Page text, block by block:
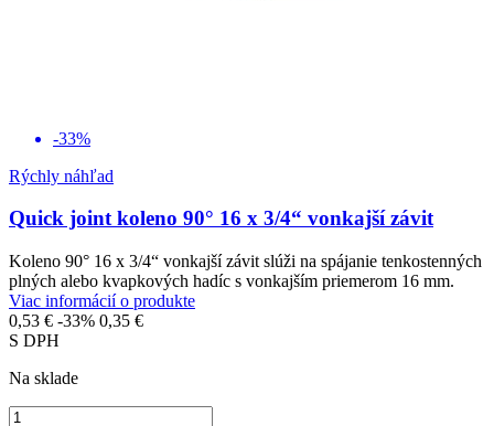
-33%
Rýchly náhľad
Quick joint koleno 90° 16 x 3/4“ vonkajší závit
Koleno 90° 16 x 3/4“ vonkajší závit slúži na spájanie tenkostenných
plných alebo kvapkových hadíc s vonkajším priemerom 16 mm.
Viac informácií o produkte
0,53 € -33% 0,35 €
S DPH
Na sklade